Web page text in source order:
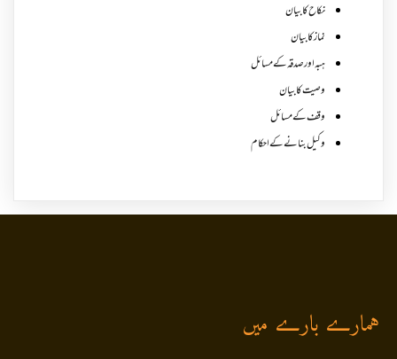
نکاح کا بیان
نماز کا بیان
ہبہ اور صدقہ کے مسائل
وصیت کا بیان
وقف کے مسائل
وکیل بنانے کے احکام
ہمارے بارے میں